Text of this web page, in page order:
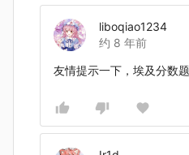
liboqiao1234
约 8 年前
友情提示一下，埃及分数